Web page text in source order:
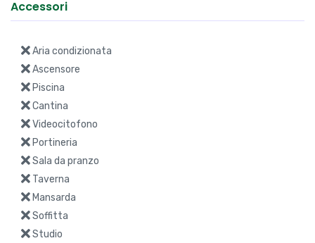
Accessori
Aria condizionata
Ascensore
Piscina
Cantina
Videocitofono
Portineria
Sala da pranzo
Taverna
Mansarda
Soffitta
Studio